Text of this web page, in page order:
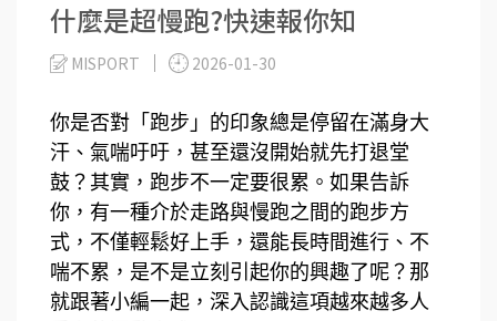
什麼是超慢跑?快速報你知
MISPORT 2026-01-30
你是否對「跑步」的印象總是停留在滿身大
汗、氣喘吁吁，甚至還沒開始就先打退堂
鼓？其實，跑步不一定要很累。如果告訴
你，有一種介於走路與慢跑之間的跑步方
式，不僅輕鬆好上手，還能長時間進行、不
喘不累，是不是立刻引起你的興趣了呢？那
就跟著小編一起，深入認識這項越來越多人